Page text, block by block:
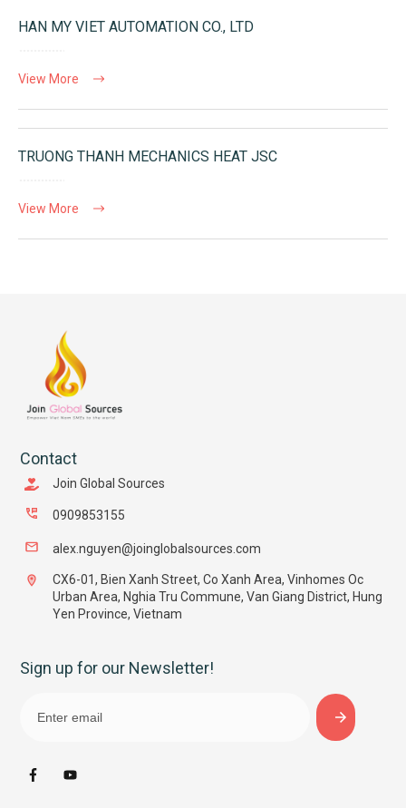
HAN MY VIET AUTOMATION CO., LTD
View More
TRUONG THANH MECHANICS HEAT JSC
View More
Contact
Join Global Sources
0909853155
alex.nguyen@joinglobalsources.com
CX6-01, Bien Xanh Street, Co Xanh Area, Vinhomes Oc
Urban Area, Nghia Tru Commune, Van Giang District, Hung
Yen Province, Vietnam
Sign up for our Newsletter!